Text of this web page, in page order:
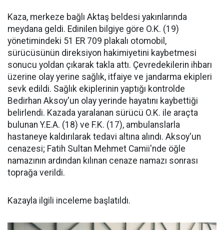
Kaza, merkeze bağlı Aktaş beldesi yakınlarında
meydana geldi. Edinilen bilgiye göre O.K. (19)
yönetimindeki 51 ER 709 plakalı otomobil,
sürücüsünün direksiyon hakimiyetini kaybetmesi
sonucu yoldan çıkarak takla attı. Çevredekilerin ihbarı
üzerine olay yerine sağlık, itfaiye ve jandarma ekipleri
sevk edildi. Sağlık ekiplerinin yaptığı kontrolde
Bedirhan Aksoy'un olay yerinde hayatını kaybettiği
belirlendi. Kazada yaralanan sürücü O.K. ile araçta
bulunan Y.E.A. (18) ve F.K. (17), ambulanslarla
hastaneye kaldırılarak tedavi altına alındı. Aksoy'un
cenazesi; Fatih Sultan Mehmet Camii'nde öğle
namazının ardından kılınan cenaze namazı sonrası
toprağa verildi.
Kazayla ilgili inceleme başlatıldı.